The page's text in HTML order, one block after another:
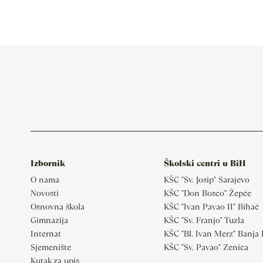
Izbornik
O nama
Novosti
Osnovna škola
Gimnazija
Internat
Sjemenište
Školski centri u BiH
KŠC "Sv. Josip" Sarajevo
KŠC "Don Bosco" Žepče
KŠC "Ivan Pavao II" Bihać
KŠC "Sv. Franjo" Tuzla
KŠC "Bl. Ivan Merz" Banja
KŠC "Sv. Pavao" Zenica